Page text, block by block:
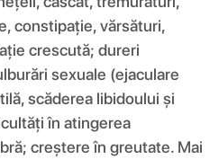
constipație, vărsături,
crescută; dureri
sexuale (ejaculare
scăderea libidoului și
în atingerea
creștere în greutate. Mai